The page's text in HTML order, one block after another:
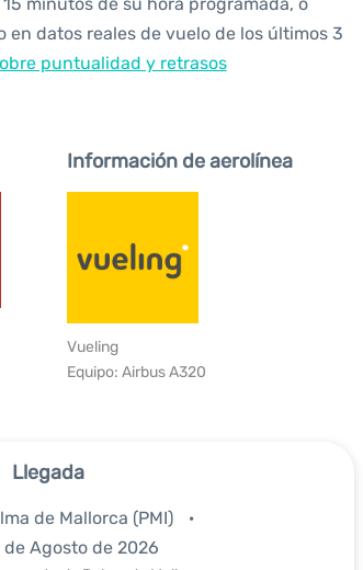
en datos reales de vuelo de los últimos 3
puntualidad y retrasos
Información de aerolínea
Vueling
Equipo: Airbus A320
Llegada
de Mallorca (PMI)
de Agosto de 2026